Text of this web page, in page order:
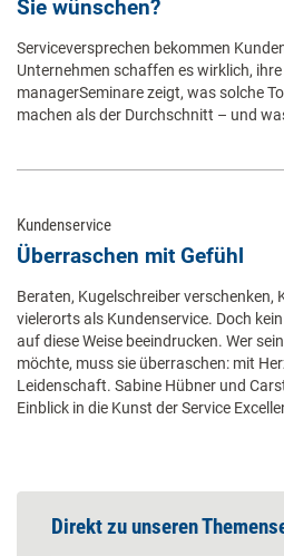
Sie wünschen?
Serviceversprechen bekommen
Unternehmen schaffen es wirklich,
managerSeminare zeigt, was solche
machen als der Durchschnitt – und
Kundenservice
Überraschen mit Gefühl
Beraten, Kugelschreiber verschenken,
vielerorts als Kundenservice. Doch
auf diese Weise beeindrucken. Wer
möchte, muss sie überraschen: mit
Leidenschaft. Sabine Hübner und
Einblick in die Kunst der Service
Direkt zu unseren